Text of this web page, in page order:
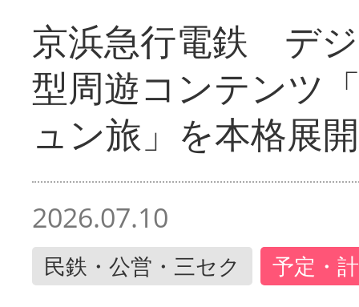
京浜急行電鉄 デ
型周遊コンテンツ
ュン旅」を本格展開
2026.07.10
民鉄・公営・三セク 予定・